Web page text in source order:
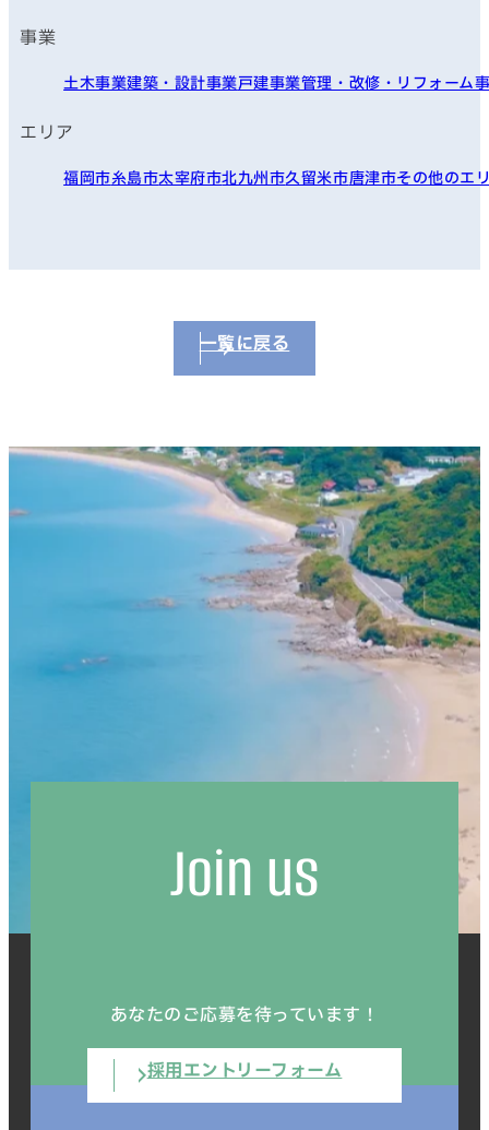
事業
土木事業建築・設計事業戸建事業管理・改修・リフォーム
エリア
福岡市糸島市太宰府市北九州市久留米市唐津市その他のエ
一覧に戻る
Join us
あなたのご応募を待っています！
採用エントリーフォーム